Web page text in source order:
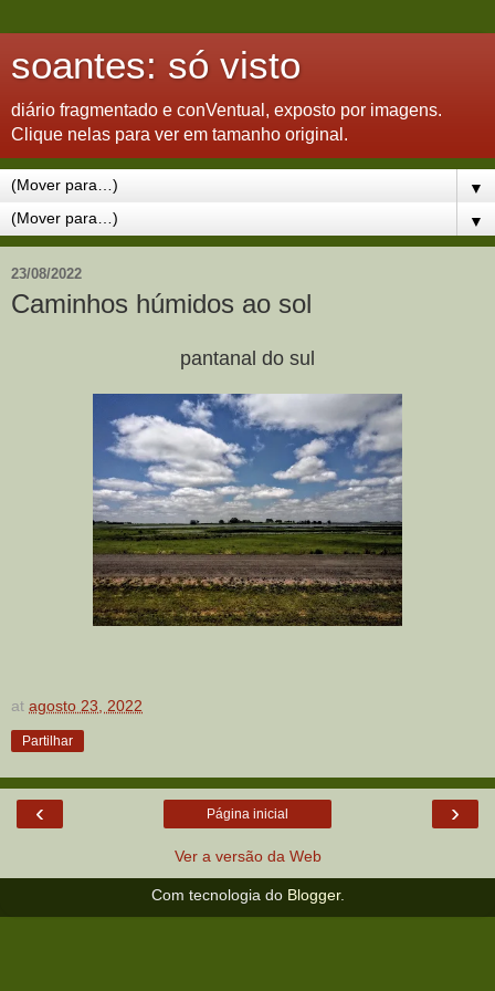
soantes: só visto
diário fragmentado e conVentual, exposto por imagens.
Clique nelas para ver em tamanho original.
▼
▼
23/08/2022
Caminhos húmidos ao sol
pantanal do sul
at agosto 23, 2022
Partilhar
‹ ›
Página inicial
Ver a versão da Web
Com tecnologia do Blogger.